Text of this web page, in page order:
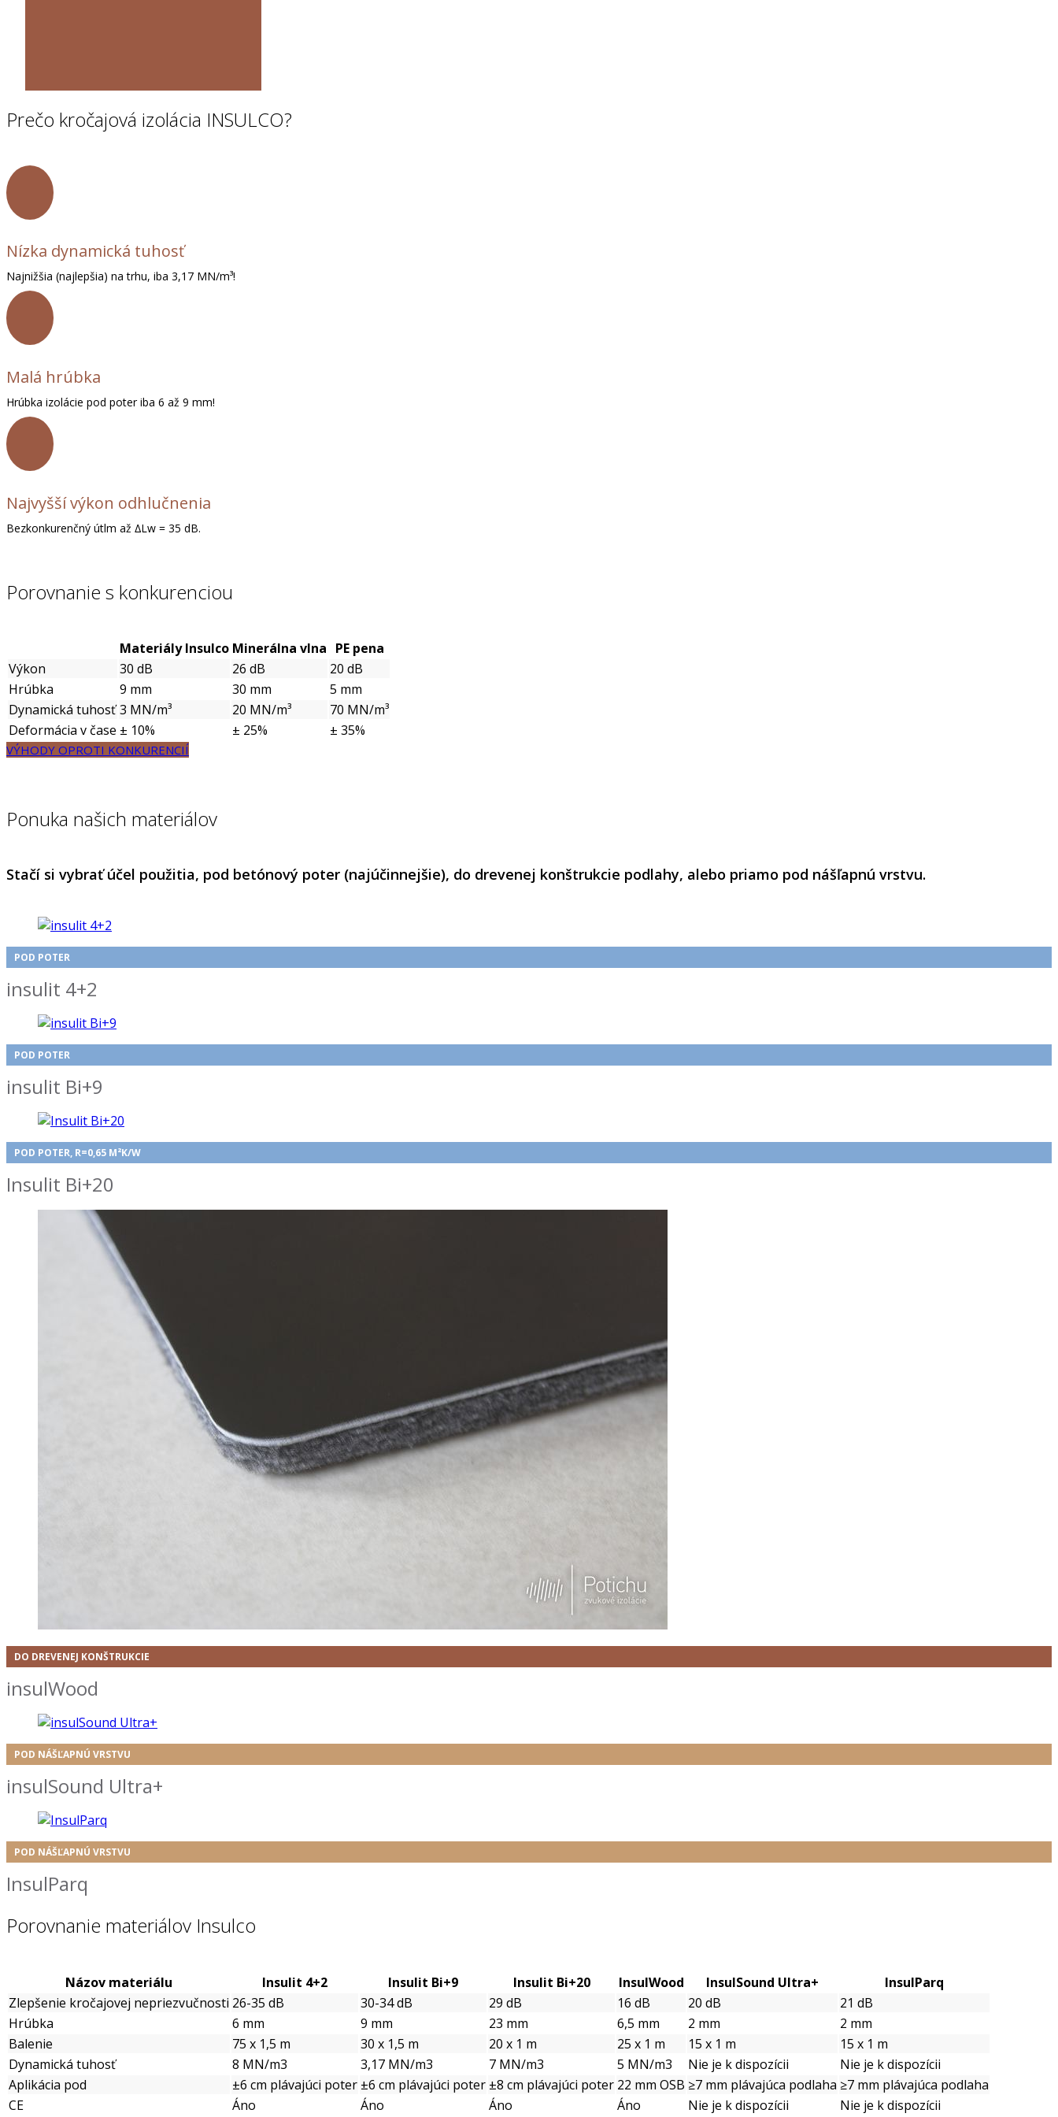
Prečo kročajová izolácia INSULCO?
Nízka dynamická tuhosť
Najnižšia (najlepšia) na trhu, iba 3,17 MN/m³!
Malá hrúbka
Hrúbka izolácie pod poter iba 6 až 9 mm!
Najvyšší výkon odhlučnenia
Bezkonkurenčný útlm až ∆Lw = 35 dB.
Porovnanie s konkurenciou
Materiály Insulco Minerálna vlna PE pena
Výkon
30 dB 26 dB
20 dB
Hrúbka
9 mm 30 mm
5 mm
Dynamická tuhosť 3 MN/m³ 20 MN/m³
70 MN/m³
Deformácia v čase ± 10% ± 25% ± 35%
VÝHODY OPROTI KONKURENCIÍ
Ponuka našich materiálov
Stačí si vybrať účel použitia, pod betónový poter (najúčinnejšie), do drevenej konštrukcie podlahy, alebo priamo pod nášľapnú vrstvu.
POD POTER
insulit 4+2
POD POTER
insulit Bi+9
POD POTER, R=0,65 M²K/W
Insulit Bi+20
DO DREVENEJ KONŠTRUKCIE
insulWood
POD NÁŠĽAPNÚ VRSTVU
insulSound Ultra+
POD NÁŠĽAPNÚ VRSTVU
InsulParq
Porovnanie materiálov Insulco
Názov materiálu Insulit 4+2 Insulit Bi+9 Insulit Bi+20 InsulWood InsulSound Ultra+
InsulParq
Zlepšenie kročajovej nepriezvučnosti 26-35 dB 30-34 dB 29 dB 16 dB 20 dB
21 dB
Hrúbka
6 mm 9 mm 23 mm 6,5 mm 2 mm
2 mm
Balenie
75 x 1,5 m 30 x 1,5 m 20 x 1 m 25 x 1 m 15 x 1 m
15 x 1 m
Dynamická tuhosť
8 MN/m3 3,17 MN/m3 7 MN/m3 5 MN/m3 Nie je k dispozícii
Nie je k dispozícii
Aplikácia pod
±6 cm plávajúci poter ±6 cm plávajúci poter ±8 cm plávajúci poter 22 mm OSB ≥7 mm plávajúca podlaha ≥7 mm plávajúca podlaha
CE
Áno Áno Áno Áno Nie je k dispozícii Nie je k dispozícii